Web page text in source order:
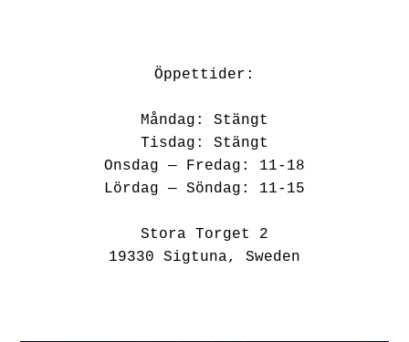
Öppettider:
Måndag: Stängt
Tisdag: Stängt
Onsdag — Fredag: 11-18
Lördag — Söndag: 11-15
Stora Torget 2
19330 Sigtuna, Sweden